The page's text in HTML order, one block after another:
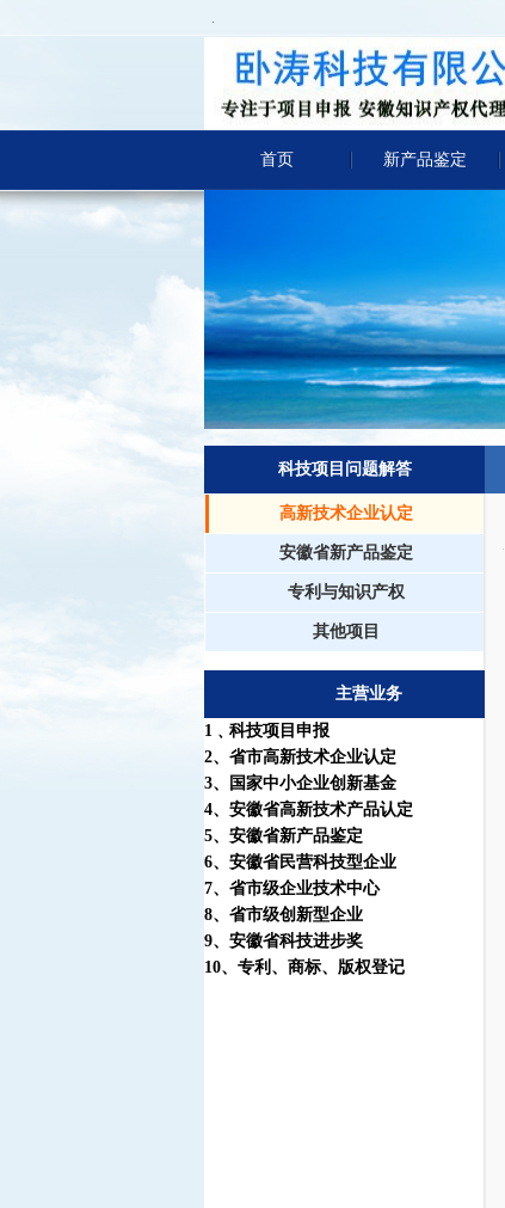
.
首页 新产品鉴定
科技项目问题解答
高新技术企业认定
安徽省新产品鉴定
专利与知识产权
其他项目
主营业务
1 ﹑科技项目申报
2、省市高新技术企业认定
3、国家中小企业创新基金
4、安徽省高新技术产品认定
5、安徽省新产品鉴定
6、安徽省民营科技型企业
7、省市级企业技术中心
8、省市级创新型企业
9、安徽省科技进步奖
10、 专利 、 商标、 版权登记